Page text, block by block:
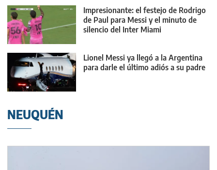
Impresionante: el festejo de Rodrigo
de Paul para Messi y el minuto de
silencio del Inter Miami
Lionel Messi ya llegó a la Argentina
para darle el último adiós a su padre
NEUQUÉN